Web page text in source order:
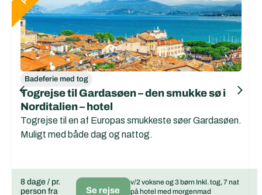
Badeferie med tog
Togrejse til Gardasøen – den smukke sø i
Norditalien – hotel
Togrejse til en af Europas smukkeste søer Gardasøen.
Muligt med både dag og nattog.
8 dage / pr.
person fra
Se rejse
v/2 voksne og 3 børn Inkl. tog, 7 nat
på hotel med morgenmad